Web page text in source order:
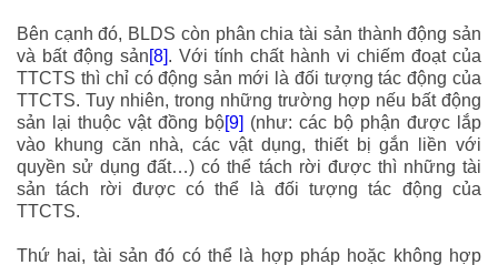
Bên cạnh đó, BLDS còn phân chia tài sản thành động sản
và bất động sản[8]. Với tính chất hành vi chiếm đoạt của
TTCTS thì chỉ có động sản mới là đối tượng tác động của
TTCTS. Tuy nhiên, trong những trường hợp nếu bất động
sản lại thuộc vật đồng bộ[9] (như: các bộ phận được lắp
vào khung căn nhà, các vật dụng, thiết bị gắn liền với
quyền sử dụng đất…) có thể tách rời được thì những tài
sản tách rời được có thể là đối tượng tác động của
TTCTS.
Thứ hai, tài sản đó có thể là hợp pháp hoặc không hợp